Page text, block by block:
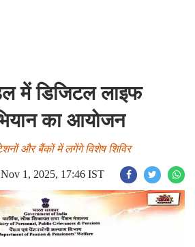
में डिजिटल लाइफ
का आयोजन
और बैंकों में लगेंगे विशेष शिविर
Nov 1, 2025, 17:46 IST